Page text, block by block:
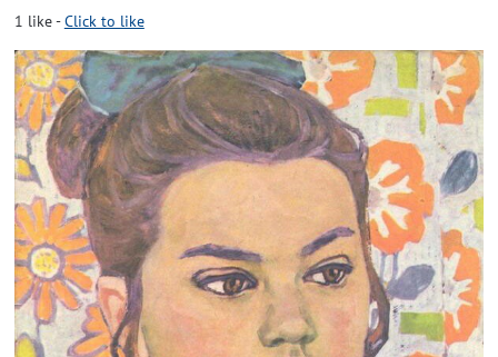
1 like-Click to like